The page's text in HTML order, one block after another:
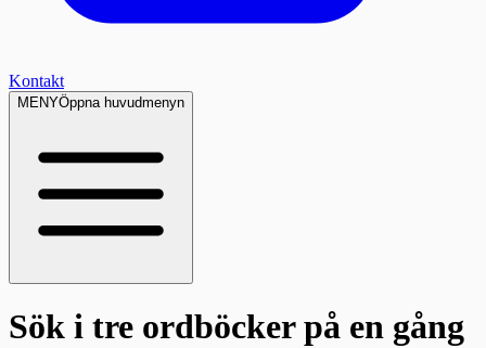
Kontakt
MENYÖppna huvudmenyn
Sök i tre ordböckerpå en gång